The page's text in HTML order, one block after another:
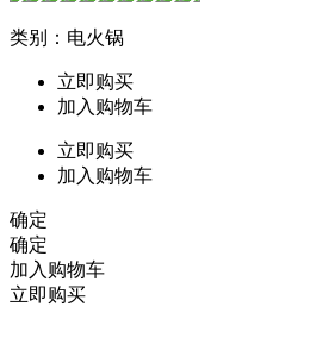
类别：电火锅
立即购买
加入购物车
立即购买
加入购物车
确定
确定
加入购物车
立即购买